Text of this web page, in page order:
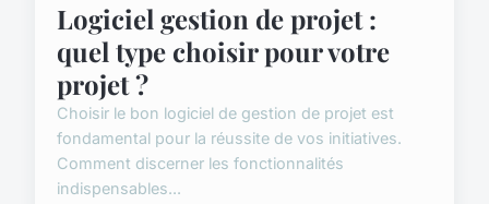
Logiciel gestion de projet :
quel type choisir pour votre
projet ?
Choisir le bon logiciel de gestion de projet est
fondamental pour la réussite de vos initiatives.
Comment discerner les fonctionnalités
indispensables...